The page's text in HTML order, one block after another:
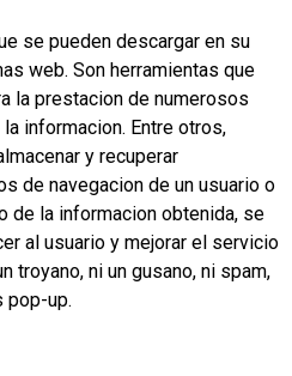
se pueden descargar en su
web. Son herramientas que
la prestacion de numerosos
informacion. Entre otros,
y recuperar
de navegacion de un usuario o
de la informacion obtenida, se
al usuario y mejorar el servicio
troyano, ni un gusano, ni spam,
pop-up.